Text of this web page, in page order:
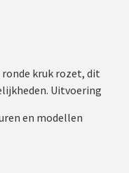
kruk rozet, dit
Uitvoering
en modellen